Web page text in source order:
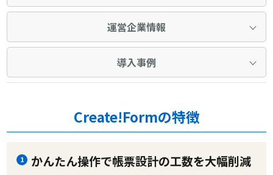
運営企業情報
導入事例
Create!Formの特徴
1
かんたん操作で帳票設計の工数を大幅削減